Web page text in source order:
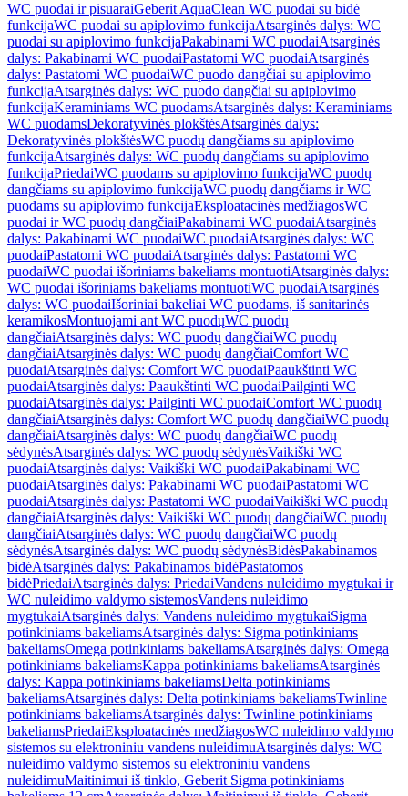
WC puodai ir pisuaraiGeberit AquaClean WC puodai su bidė
funkcijaWC puodai su apiplovimo funkcijaAtsarginės dalys: WC
puodai su apiplovimo funkcijaPakabinami WC puodaiAtsarginės
dalys: Pakabinami WC puodaiPastatomi WC puodaiAtsarginės
dalys: Pastatomi WC puodaiWC puodo dangčiai su apiplovimo
funkcijaAtsarginės dalys: WC puodo dangčiai su apiplovimo
funkcijaKeraminiams WC puodamsAtsarginės dalys: Keraminiams
WC puodamsDekoratyvinės plokštėsAtsarginės dalys:
Dekoratyvinės plokštėsWC puodų dangčiams su apiplovimo
funkcijaAtsarginės dalys: WC puodų dangčiams su apiplovimo
funkcijaPriedaiWC puodams su apiplovimo funkcijaWC puodų
dangčiams su apiplovimo funkcijaWC puodų dangčiams ir WC
puodams su apiplovimo funkcijaEksploatacinės medžiagosWC
puodai ir WC puodų dangčiaiPakabinami WC puodaiAtsarginės
dalys: Pakabinami WC puodaiWC puodaiAtsarginės dalys: WC
puodaiPastatomi WC puodaiAtsarginės dalys: Pastatomi WC
puodaiWC puodai išoriniams bakeliams montuotiAtsarginės dalys:
WC puodai išoriniams bakeliams montuotiWC puodaiAtsarginės
dalys: WC puodaiIšoriniai bakeliai WC puodams, iš sanitarinės
keramikosMontuojami ant WC puodųWC puodų
dangčiaiAtsarginės dalys: WC puodų dangčiaiWC puodų
dangčiaiAtsarginės dalys: WC puodų dangčiaiComfort WC
puodaiAtsarginės dalys: Comfort WC puodaiPaaukštinti WC
puodaiAtsarginės dalys: Paaukštinti WC puodaiPailginti WC
puodaiAtsarginės dalys: Pailginti WC puodaiComfort WC puodų
dangčiaiAtsarginės dalys: Comfort WC puodų dangčiaiWC puodų
dangčiaiAtsarginės dalys: WC puodų dangčiaiWC puodų
sėdynėsAtsarginės dalys: WC puodų sėdynėsVaikiški WC
puodaiAtsarginės dalys: Vaikiški WC puodaiPakabinami WC
puodaiAtsarginės dalys: Pakabinami WC puodaiPastatomi WC
puodaiAtsarginės dalys: Pastatomi WC puodaiVaikiški WC puodų
dangčiaiAtsarginės dalys: Vaikiški WC puodų dangčiaiWC puodų
dangčiaiAtsarginės dalys: WC puodų dangčiaiWC puodų
sėdynėsAtsarginės dalys: WC puodų sėdynėsBidėsPakabinamos
bidėAtsarginės dalys: Pakabinamos bidėPastatomos
bidėPriedaiAtsarginės dalys: PriedaiVandens nuleidimo mygtukai ir
WC nuleidimo valdymo sistemosVandens nuleidimo
mygtukaiAtsarginės dalys: Vandens nuleidimo mygtukaiSigma
potinkiniams bakeliamsAtsarginės dalys: Sigma potinkiniams
bakeliamsOmega potinkiniams bakeliamsAtsarginės dalys: Omega
potinkiniams bakeliamsKappa potinkiniams bakeliamsAtsarginės
dalys: Kappa potinkiniams bakeliamsDelta potinkiniams
bakeliamsAtsarginės dalys: Delta potinkiniams bakeliamsTwinline
potinkiniams bakeliamsAtsarginės dalys: Twinline potinkiniams
bakeliamsPriedaiEksploatacinės medžiagosWC nuleidimo valdymo
sistemos su elektroniniu vandens nuleidimuAtsarginės dalys: WC
nuleidimo valdymo sistemos su elektroniniu vandens
nuleidimuMaitinimui iš tinklo, Geberit Sigma potinkiniams